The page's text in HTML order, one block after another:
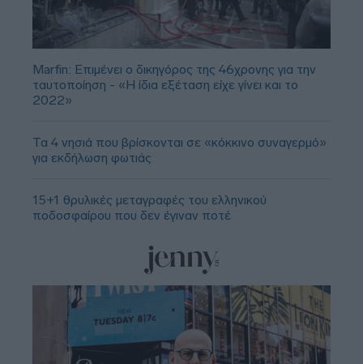
Marfin: Επιμένει ο δικηγόρος της 46χρονης για την
ταυτοποίηση - «Η ίδια εξέταση είχε γίνει και το
2022»
Τα 4 νησιά που βρίσκονται σε «κόκκινο συναγερμό»
για εκδήλωση φωτιάς
15+1 θρυλικές μεταγραφές του ελληνικού
ποδοσφαίρου που δεν έγιναν ποτέ